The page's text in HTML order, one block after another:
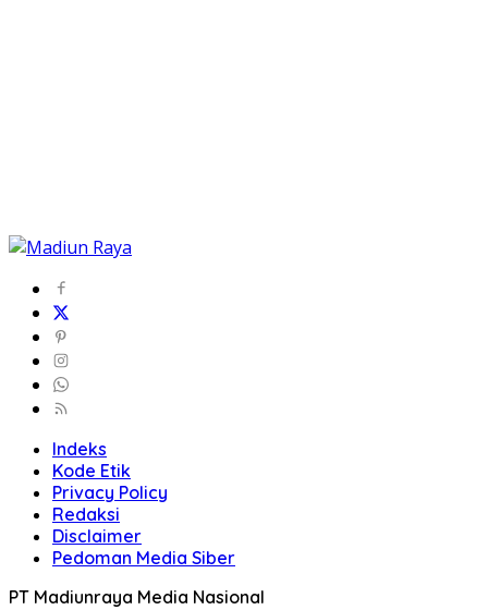
Indeks
Kode Etik
Privacy Policy
Redaksi
Disclaimer
Pedoman Media Siber
PT Madiunraya Media Nasional